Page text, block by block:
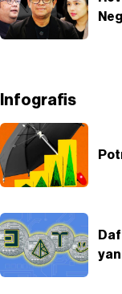
Infografis